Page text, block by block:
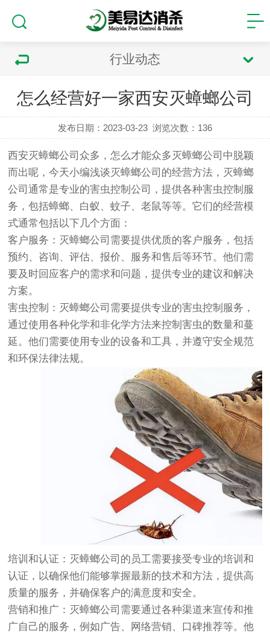
行业动态
怎么经营好一家西安灭蟑螂公司
发布日期：2023-03-23 浏览次数： 136
西安灭蟑螂公司众多，怎么才能众多灭蟑螂公司中脱颖
而出呢，今天小编浅谈灭蟑螂公司的经营方法，灭蟑螂
公司通常是专业的害虫控制公司，提供各种害虫控制服
务，包括蟑螂、白蚁、蚊子、老鼠等等。它们的经营模
式通常包括以下几个方面：
客户服务：灭蟑螂公司需要提供优质的客户服务，包括
预约、咨询、评估、报价、服务和售后等环节。他们需
要及时回应客户的需求和问题，提供专业的建议和解决
方案。
害虫控制：灭蟑螂公司需要提供专业的害虫控制服务，
通过使用各种化学和非化学方法来控制害虫的数量和蔓
延。他们需要使用专业的设备和工具，并遵守安全规范
和环保法律法规。
培训和认证：灭蟑螂公司的员工需要接受专业的培训和
认证，以确保他们能够掌握最新的技术和方法，提供高
质量的服务，并确保客户的满意度和安全。
营销和推广：灭蟑螂公司需要通过各种渠道来宣传和推
广自己的服务，例如广告、网络营销、口碑推荐等。他